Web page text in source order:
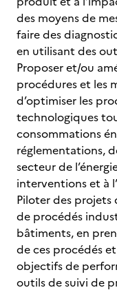
des moyens de
faire des
en utilisant des
Proposer et/ou
procédures et les
d’optimiser les
technologiques
consommations
réglementations,
secteur de
interventions et à
Piloter des
de procédés
bâtiments, en
de ces procédés
objectifs de
outils de suivi de